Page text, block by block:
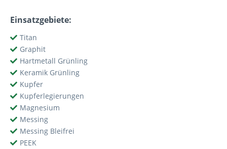
Einsatzgebiete:
Titan
Graphit
Hartmetall Grünling
Keramik Grünling
Kupfer
Kupferlegierungen
Magnesium
Messing
Messing Bleifrei
PEEK